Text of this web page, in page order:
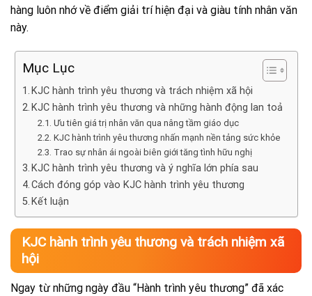
hàng luôn nhớ về điểm giải trí hiện đại và giàu tính nhân văn
này.
Mục Lục
KJC hành trình yêu thương và trách nhiệm xã hội
KJC hành trình yêu thương và những hành động lan toả
Ưu tiên giá trị nhân văn qua nâng tầm giáo dục
KJC hành trình yêu thương nhấn mạnh nền tảng sức khỏe
Trao sự nhân ái ngoài biên giới tăng tình hữu nghị
KJC hành trình yêu thương và ý nghĩa lớn phía sau
Cách đóng góp vào KJC hành trình yêu thương
Kết luận
KJC hành trình yêu thương và trách nhiệm xã
hội
Ngay từ những ngày đầu “Hành trình yêu thương” đã xác